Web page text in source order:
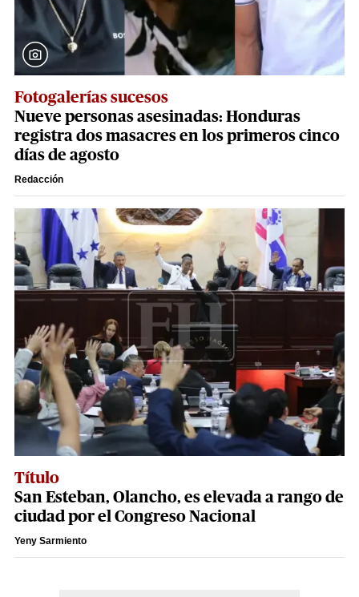
Fotogalerías sucesos
Nueve personas asesinadas: Honduras
registra dos masacres en los primeros cinco
días de agosto
Redacción
Título
San Esteban, Olancho, es elevada a rango de
ciudad por el Congreso Nacional
Yeny Sarmiento